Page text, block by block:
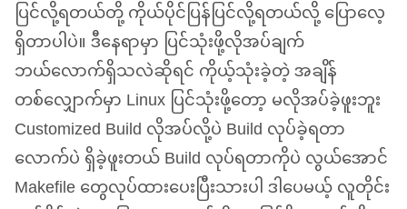
ပြင်လို့ရတယ်တို့ ကိုယ်ပိုင်ပြန်ပြင်လို့ရတယ်လို့ ပြောလေ့
ရှိတာပါပဲ။ ဒီနေရာမှာ ပြင်သုံးဖို့လိုအပ်ချက်
ဘယ်လောက်ရှိသလဲဆိုရင် ကိုယ့်သုံးခဲ့တဲ့ အချိန်
တစ်လျှောက်မှာ Linux ပြင်သုံးဖို့တော့ မလိုအပ်ခဲ့ဖူးဘူး
Customized Build လိုအပ်လို့ပဲ Build လုပ်ခဲ့ရတာ
လောက်ပဲ ရှိခဲ့ဖူးတယ် Build လုပ်ရတာကိုပဲ လွယ်အောင်
Makefile တွေလုပ်ထားပေးပြီးသားပါ ဒါပေမယ့် လူတိုင်း